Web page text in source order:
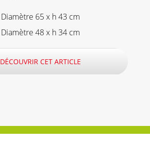
Diamètre 65 x h 43 cm
Diamètre 48 x h 34 cm
DÉCOUVRIR CET ARTICLE